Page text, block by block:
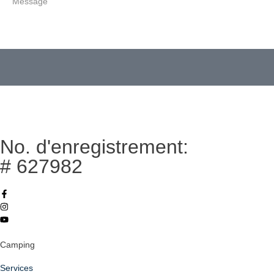
No. d'enregistrement:
# 627982
Camping
Services